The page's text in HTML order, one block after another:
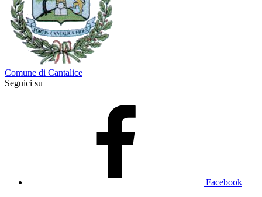
Comune di Cantalice
Seguici su
Facebook